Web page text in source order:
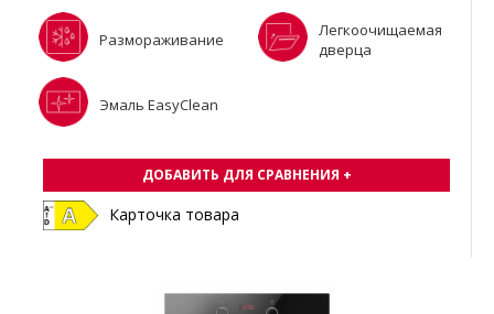
Размораживание
Легкоочищаемая
дверца
Эмаль EasyClean
ДОБАВИТЬ ДЛЯ СРАВНЕНИЯ +
Карточка товара